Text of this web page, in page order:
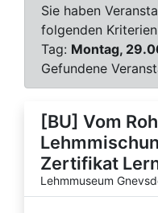
Sie haben
folgenden
Tag: Montag,
Gefundene
[BU] Vom
Zertifikat
Lehmmuseum